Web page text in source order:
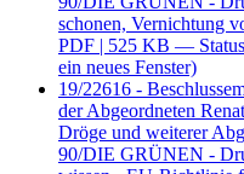
schonen, Vernichtung
PDF | 525 KB —
ein neues Fenster)
19/22616 -
der Abgeordneten
Dröge und weiterer
90/DIE GRÜNEN -